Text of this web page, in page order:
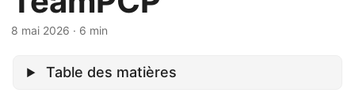
8 mai 2026 · 6 min
Table des matières